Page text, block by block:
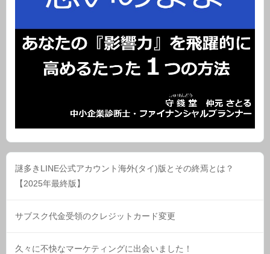
謎多きLINE公式アカウント海外(タイ)版とその終焉とは？
【2025年最終版】
サブスク代金受領のクレジットカード変更
久々に不快なマーケティングに出会いました！